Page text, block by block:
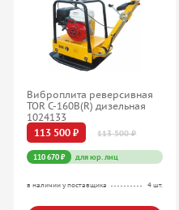
Виброплита реверсивная
TOR C-160B(R) дизельная
1024133
113 500 ₽
113 500 ₽
110 670 ₽ для юр. лиц
в наличии у поставщика 4 шт.